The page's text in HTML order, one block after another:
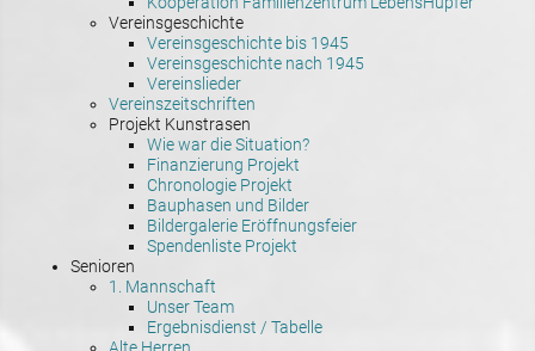
Vereinsgeschichte
Vereinsgeschichte bis 1945
Vereinsgeschichte nach 1945
Vereinslieder
Vereinszeitschriften
Projekt Kunstrasen
Wie war die Situation?
Finanzierung Projekt
Chronologie Projekt
Bauphasen und Bilder
Bildergalerie Eröffnungsfeier
Spendenliste Projekt
Senioren
1. Mannschaft
Unser Team
Ergebnisdienst / Tabelle